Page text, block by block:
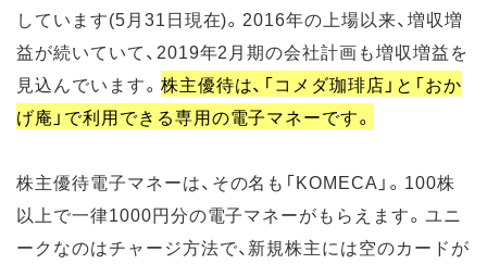
しています(5月31日現在)。2016年の上場以来、増収増
益が続いていて、2019年2月期の会社計画も増収増益を
見込んでいます。 株主優待は、「コメダ珈琲店」と「おか
げ庵」で利用できる専用の電子マネーです。
株主優待電子マネーは、その名も「KOMECA」。100株
以上で一律1000円分の電子マネーがもらえます。ユニ
ークなのはチャージ方法で、新規株主には空のカードが